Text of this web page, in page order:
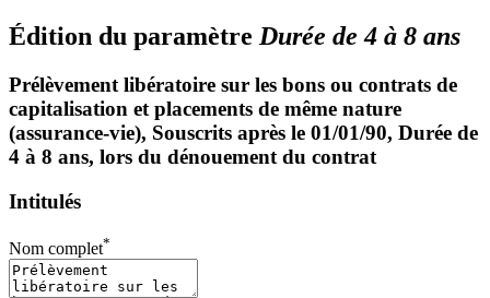
Édition du paramètre Durée de 4 à 8 ans
Prélèvement libératoire sur les bons ou contrats de
capitalisation et placements de même nature
(assurance-vie), Souscrits après le 01/01/90, Durée de
4 à 8 ans, lors du dénouement du contrat
Intitulés
Nom complet*